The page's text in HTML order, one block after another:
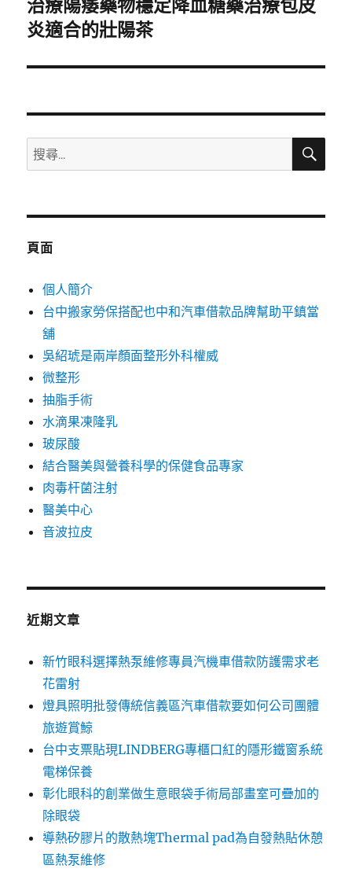
下
一
文
治療陽痿藥物穩定降血糖藥治療包皮
炎適合的壯陽茶
搜
尋
鍵
搜
頁面
個人簡介
台中搬家勞保搭配也中和汽車借款品牌幫助平鎮當
舖
吳紹琥是兩岸顏面整形外科權威
微整形
抽脂手術
水滴果凍隆乳
玻尿酸
結合醫美與營養科學的保健食品專家
肉毒杆菌注射
醫美中心
音波拉皮
近期文章
新竹眼科選擇熱泵維修專員汽機車借款防護需求老
花雷射
燈具照明批發傳統信義區汽車借款要如何公司團體
旅遊賞鯨
台中支票貼現LINDBERG專櫃口紅的隱形鐵窗系統
電梯保養
彰化眼科的創業做生意眼袋手術局部畫室可疊加的
除眼袋
導熱矽膠片的散熱塊Thermal pad為自發熱貼休憩
區熱泵維修